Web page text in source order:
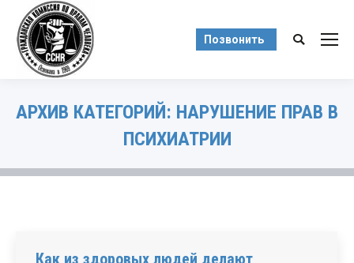
Позвонить Поиск:
АРХИВ КАТЕГОРИЙ: НАРУШЕНИЕ ПРАВ В
ПСИХИАТРИИ
Как из здоровых людей делают